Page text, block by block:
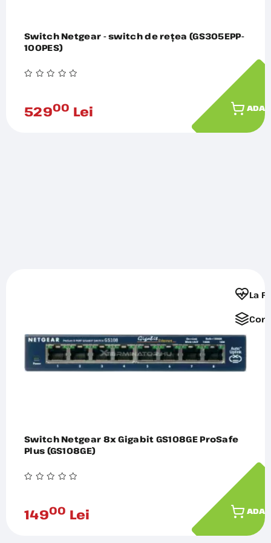
Switch Netgear - switch de rețea (GS305EPP-
100PES)
52900 Lei
La
Switch Netgear 8x Gigabit GS108GE ProSafe
Plus (GS108GE)
14900 Lei